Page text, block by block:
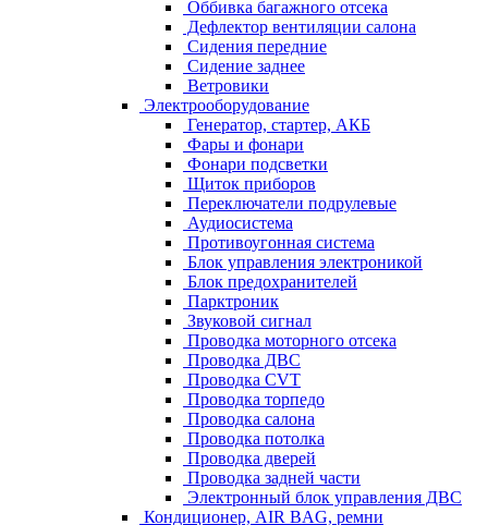
Оббивка багажного отсека
Дефлектор вентиляции салона
Сидения передние
Сидение заднее
Ветровики
Электрооборудование
Генератор, стартер, АКБ
Фары и фонари
Фонари подсветки
Щиток приборов
Переключатели подрулевые
Аудиосистема
Противоугонная система
Блок управления электроникой
Блок предохранителей
Парктроник
Звуковой сигнал
Проводка моторного отсека
Проводка ДВС
Проводка CVT
Проводка торпедо
Проводка салона
Проводка потолка
Проводка дверей
Проводка задней части
Электронный блок управления ДВС
Кондиционер, AIR BAG, ремни